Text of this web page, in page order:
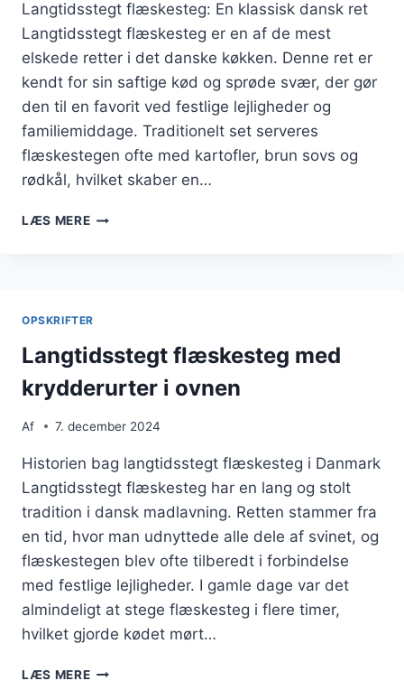
Langtidsstegt flæskesteg: En klassisk dansk ret
Langtidsstegt flæskesteg er en af de mest
elskede retter i det danske køkken. Denne ret er
kendt for sin saftige kød og sprøde svær, der gør
den til en favorit ved festlige lejligheder og
familiemiddage. Traditionelt set serveres
flæskestegen ofte med kartofler, brun sovs og
rødkål, hvilket skaber en…
LÆS MERELANGTIDSSTEGT
OPSKRIFTER
Langtidsstegt flæskesteg med
krydderurter i ovnen
Af 7. december 2024
Historien bag langtidsstegt flæskesteg i Danmark
Langtidsstegt flæskesteg har en lang og stolt
tradition i dansk madlavning. Retten stammer fra
en tid, hvor man udnyttede alle dele af svinet, og
flæskestegen blev ofte tilberedt i forbindelse
med festlige lejligheder. I gamle dage var det
almindeligt at stege flæskesteg i flere timer,
hvilket gjorde kødet mørt…
LÆS MERELANGTIDSSTEGT